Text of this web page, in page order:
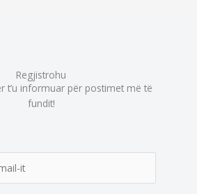
Regjistrohu
t’u informuar për postimet më të
fundit!